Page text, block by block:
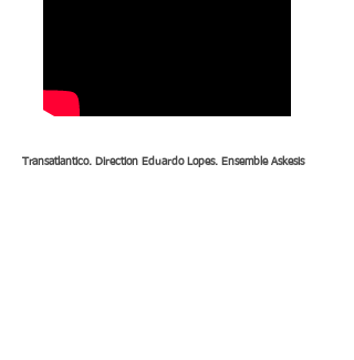
Transatlantico. Direction Eduardo Lopes. Ensemble Askesis